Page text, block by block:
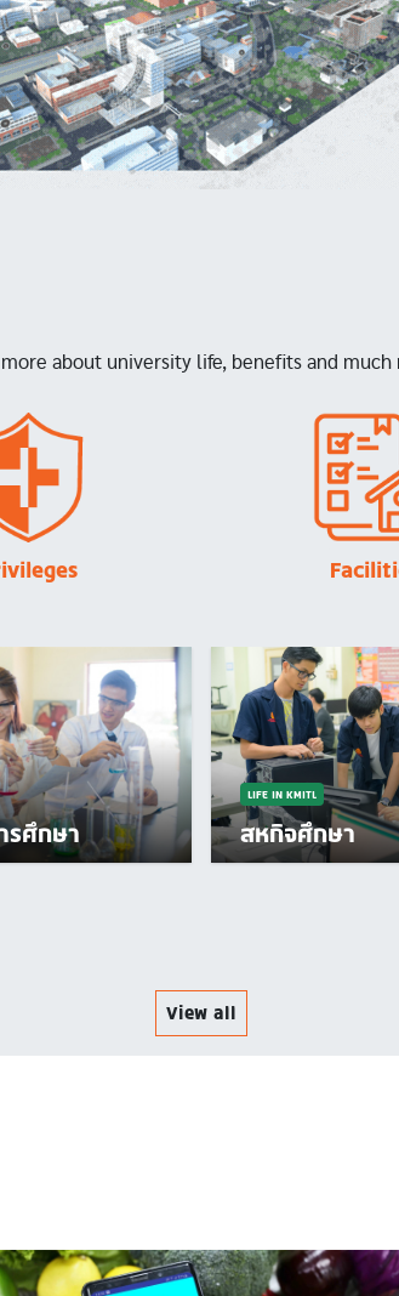
about university life, benefits and
Image
รศึกษา
LIFE IN KMITL
สหกิจศึกษา
View all